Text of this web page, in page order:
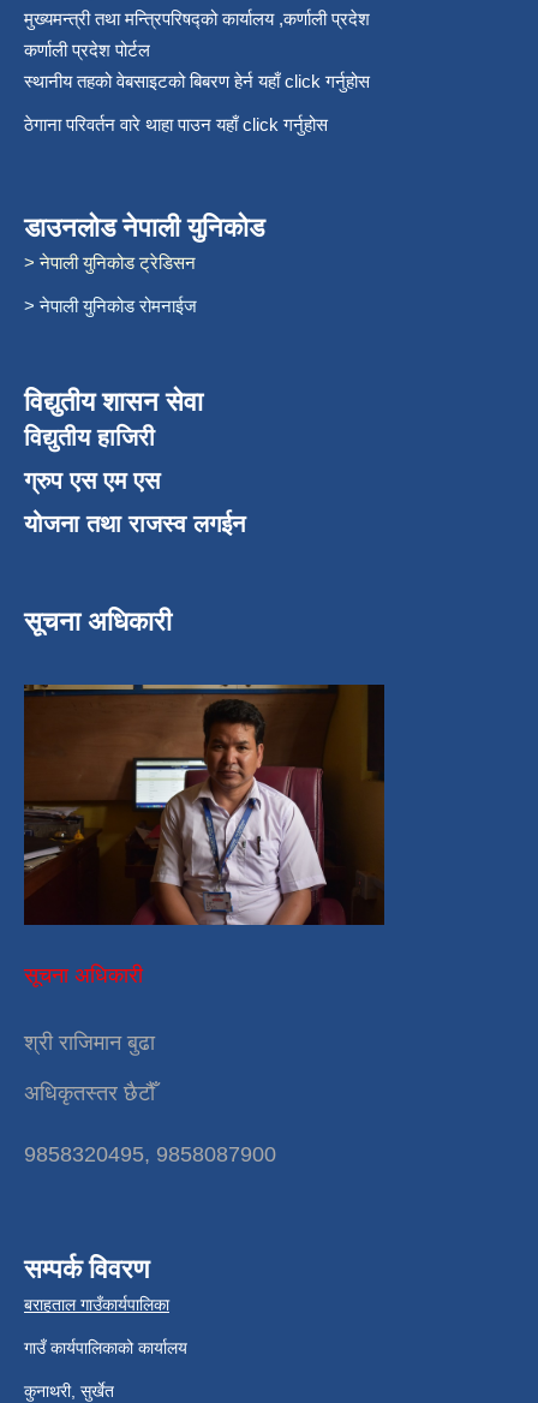
मुख्यमन्त्री तथा मन्त्रिपरिषद्को कार्यालय ,कर्णाली प्रदेश
कर्णाली प्रदेश पोर्टल
स्थानीय तहको वेबसाइटको बिबरण हेर्न यहाँ click गर्नुहोस
ठेगाना परिवर्तन वारे थाहा पाउन यहाँ click गर्नुहोस
डाउनलोड नेपाली युनिकोड
> नेपाली युनिकोड ट्रेडिसन
> नेपाली युनिकोड रोमनाईज
विद्युतीय शासन सेवा
विद्युतीय हाजिरी
ग्रुप एस एम एस
योजना तथा राजस्व लगईन
सूचना अधिकारी
सूचना अधिकारी
श्री राजिमान बुढा
अधिकृतस्तर छैटौँ
9858320495, 9858087900
सम्पर्क विवरण
बराहताल गाउँकार्यपालिका
गाउँ कार्यपालिकाको कार्यालय
कुनाथरी, सुर्खेत